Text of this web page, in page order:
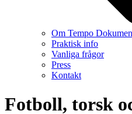
Om Tempo
Praktisk info
Vanliga frågor
Press
Kontakt
Fotboll, torsk